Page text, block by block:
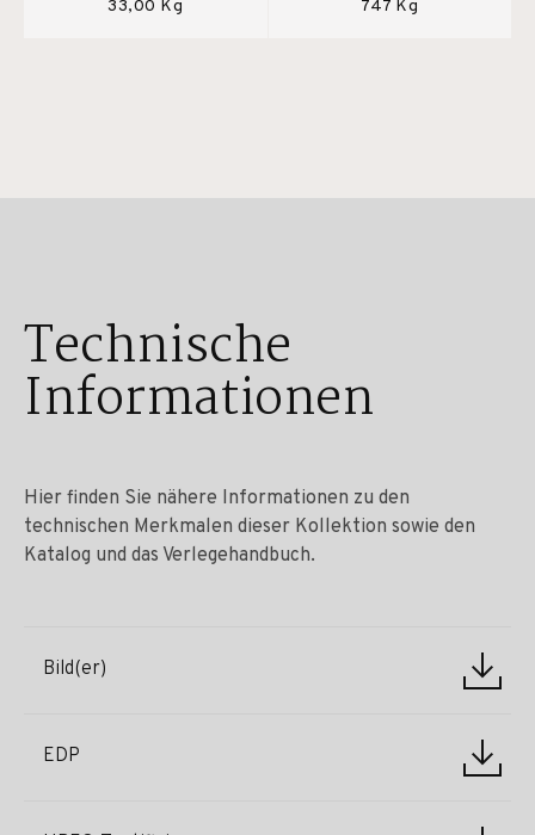
33,00 Kg 747 Kg
Technische
Informationen
Hier finden Sie nähere Informationen zu den
technischen Merkmalen dieser Kollektion sowie den
Katalog und das Verlegehandbuch.
Bild(er)
EDP